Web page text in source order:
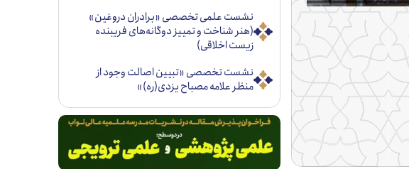
نشست علمی تخصصی «برادران دروغین»
(هنر شناخت و تمییز دوگانه‌های فریبنده
زیست اخلاقی)
نشست تخصصی «تبيين اصالت وجود از
منظر علامه مصباح يزدی(ره)»